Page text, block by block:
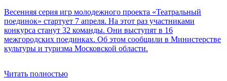
Весенняя серия игр молодежного проекта «Театральный
поединок» стартует 7 апреля. На этот раз участниками
конкурса станут 32 команды. Они выступят в 16
межгородских поединках. Об этом сообщили в Министерстве
культуры и туризма Московской области.
Читать полностью